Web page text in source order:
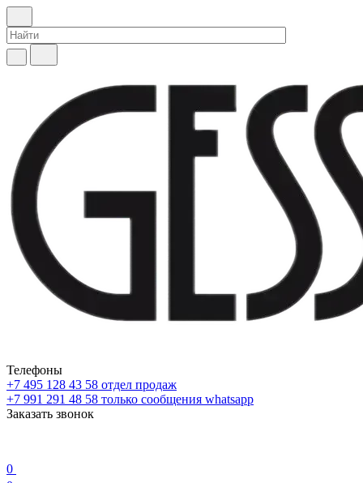
Телефоны
+7 495 128 43 58 отдел продаж
+7 991 291 48 58 только сообщения whatsapp
Заказать звонок
0